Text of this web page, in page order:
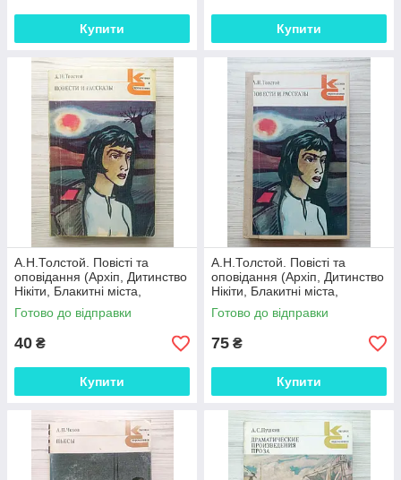
Купити Купити
А.Н.Толстой. Повісті та
оповідання (Архіп, Дитинство
Нікіти, Блакитні міста,
Гадюка, ін.)
Готово до відправки
40 ₴
Купити
А.Н.Толстой. Повісті та
оповідання (Архіп, Дитинство
Нікіти, Блакитні міста,
Гадюка, ін.)
Готово до відправки
75 ₴
Купити